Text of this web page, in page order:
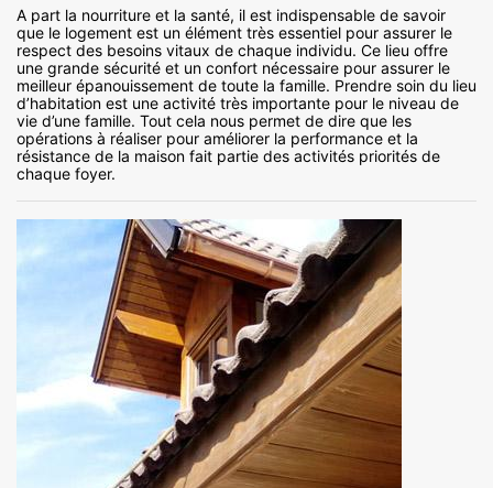
A part la nourriture et la santé, il est indispensable de savoir
que le logement est un élément très essentiel pour assurer le
respect des besoins vitaux de chaque individu. Ce lieu offre
une grande sécurité et un confort nécessaire pour assurer le
meilleur épanouissement de toute la famille. Prendre soin du lieu
d’habitation est une activité très importante pour le niveau de
vie d’une famille. Tout cela nous permet de dire que les
opérations à réaliser pour améliorer la performance et la
résistance de la maison fait partie des activités priorités de
chaque foyer.